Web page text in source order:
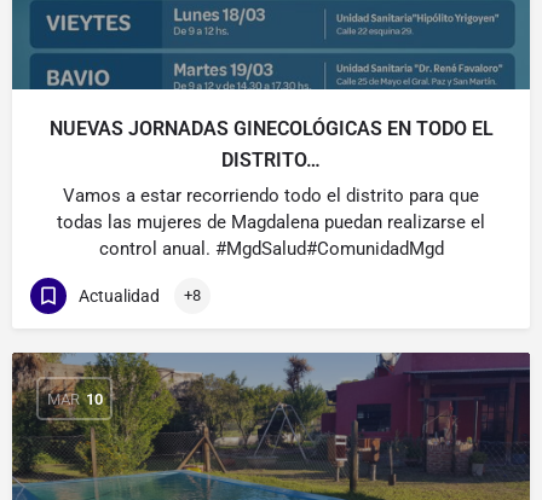
NUEVAS JORNADAS GINECOLÓGICAS EN TODO EL
DISTRITO…
Vamos a estar recorriendo todo el distrito para que
todas las mujeres de Magdalena puedan realizarse el
control anual. #MgdSalud#ComunidadMgd
Actualidad +8
MAR 10